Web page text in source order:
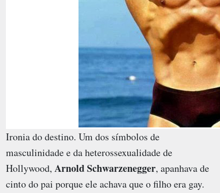
Ironia do destino. Um dos símbolos de
masculinidade e da heterossexualidade de
Hollywood, Arnold Schwarzenegger, apanhava de
cinto do pai porque ele achava que o filho era gay.